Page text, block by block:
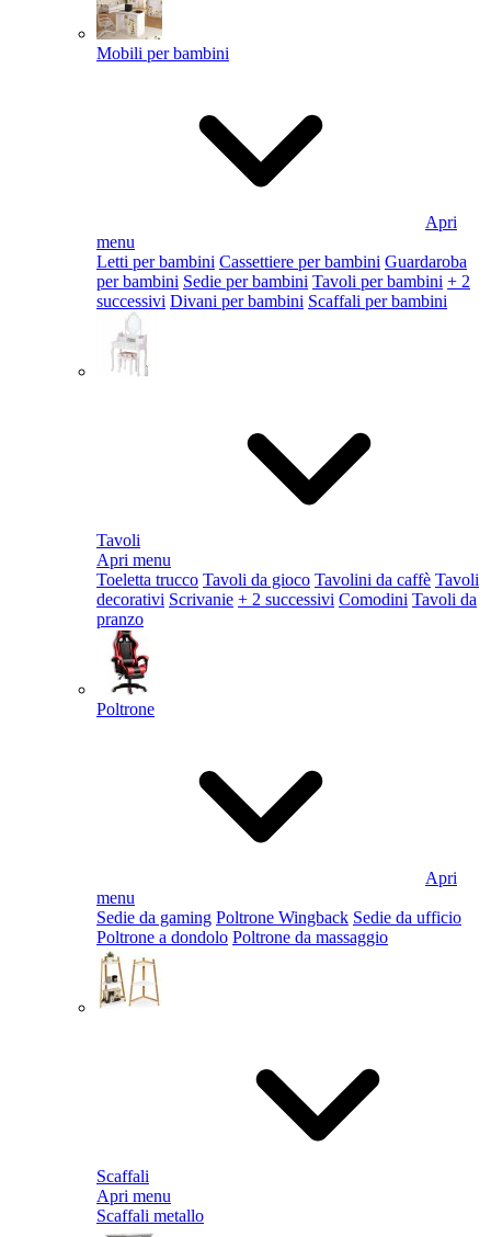
Mobili per bambini
Apri
menu
Letti per bambini Cassettiere per bambini Guardaroba
per bambini Sedie per bambini Tavoli per bambini + 2
successivi Divani per bambini Scaffali per bambini
Tavoli
Apri menu
Toeletta trucco Tavoli da gioco Tavolini da caffè Tavoli
decorativi Scrivanie + 2 successivi Comodini Tavoli da
pranzo
Poltrone
Apri
menu
Sedie da gaming Poltrone Wingback Sedie da ufficio
Poltrone a dondolo Poltrone da massaggio
Scaffali
Apri menu
Scaffali metallo